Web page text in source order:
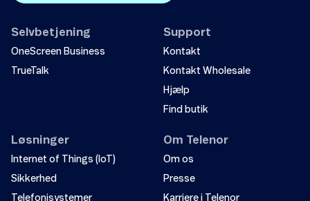
Selvbetjening
OneScreen Business
TrueTalk
Support
Kontakt
Kontakt Wholesale
Hjælp
Find butik
Løsninger
Internet of Things (IoT)
Sikkerhed
Telefonisystemer
Om Telenor
Om os
Presse
Karriere i Telenor